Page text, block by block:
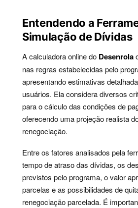
Entendendo a
Simulação de Dívidas
A calculadora online do Desenrola
nas regras estabelecidas pelo
apresentando estimativas
usuários. Ela considera diversos
para o cálculo das condições de
oferecendo uma projeção realista
renegociação.
Entre os fatores analisados pela
tempo de atraso das dívidas, os
previstos pelo programa, o valor
parcelas e as possibilidades de
renegociação parcelada. É